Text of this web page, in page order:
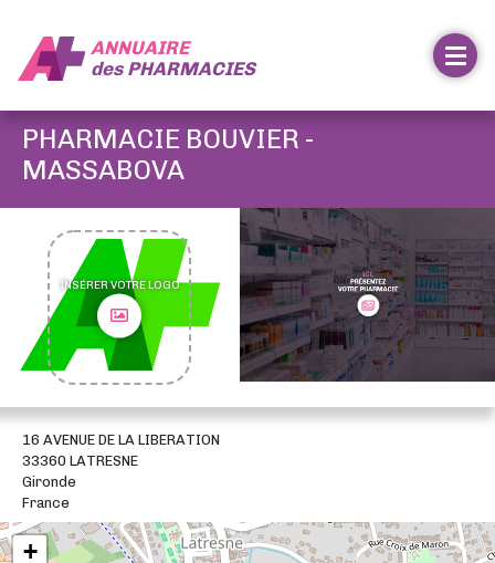
ANNUAIRE
desPHARMACIES
PHARMACIE BOUVIER -
MASSABOVA
INSÉRER VOTRE LOGO
16 AVENUE DE LA LIBERATION
33360 LATRESNE
Gironde
France
+